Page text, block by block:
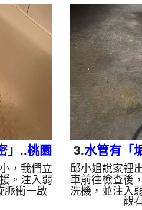
」..桃園
管
，我們立
。注入弱
脈衝一啟
！經過兩
3.水管有「
邱小姐說家裡
車前往檢查後
洗機，並注入
垢。 不出所
觀